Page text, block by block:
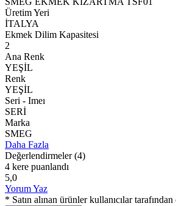
Üretim Yeri
İTALYA
Ekmek Dilim Kapasitesi
2
Ana Renk
YEŞİL
Renk
YEŞİL
Seri - Imeı
SERİ
Marka
SMEG
Daha Fazla
Değerlendirmeler (4)
4 kere puanlandı
5,0
Yorum Yaz
* Satın alınan ürünler kullanıcılar